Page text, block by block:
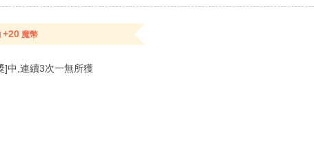
+20 魔幣
]中,連續3次一無所獲